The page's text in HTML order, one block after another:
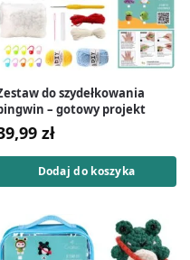
do szydełkowania
– gotowy projekt
zł
Dodaj do koszyka